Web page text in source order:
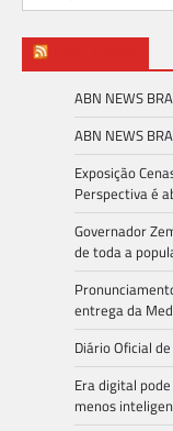
por:
ABN NEWS
ABN NEWS
Exposição
Perspectiva é
Governador
de toda a
entrega da
Diário Oficial
Era digital
menos